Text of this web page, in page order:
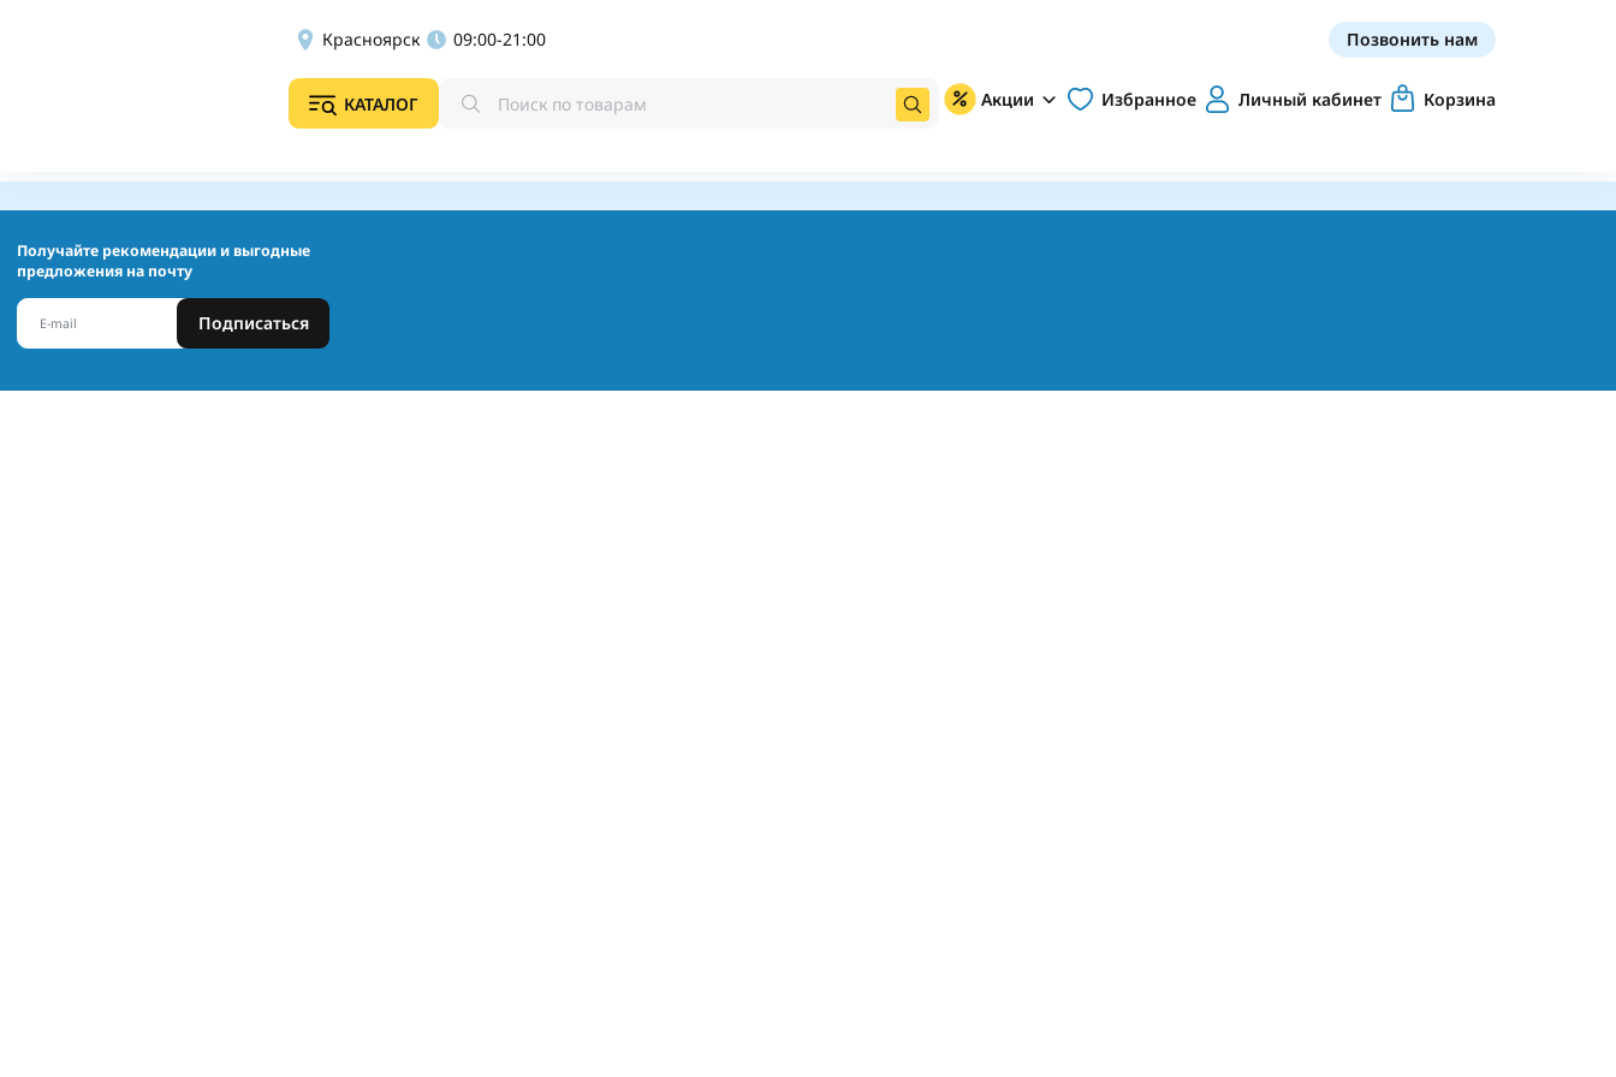
Красноярск 09:00-21:00 Позвонить нам
КАТАЛОГ Акции Избранное Личный кабинет Корзина
Получайте рекомендации и выгодные
предложения на почту
Подписаться